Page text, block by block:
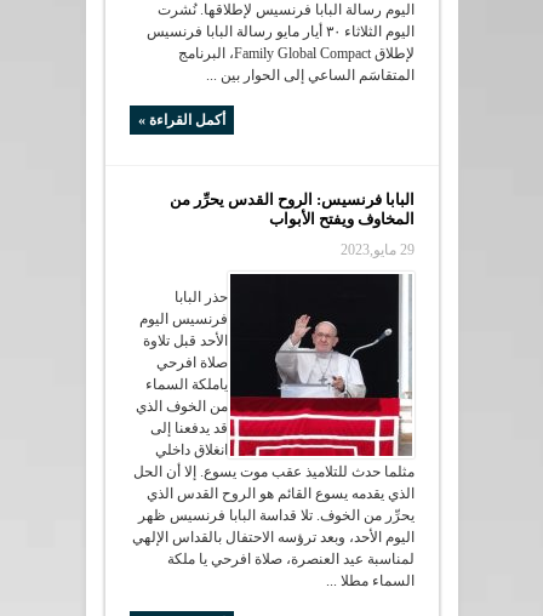
اليوم رسالة البابا فرنسيس لإطلاقها. نُشرت
اليوم الثلاثاء ٣٠ أيار مايو رسالة البابا فرنسيس
لإطلاق Family Global Compact، البرنامج
المتقاسَم الساعي إلى الحوار بين ...
أكمل القراءة »
البابا فرنسيس: الروح القدس يحرِّر من
المخاوف ويفتح الأبواب
29 مايو,2023
حذر البابا
فرنسيس اليوم
الأحد قبل تلاوة
صلاة افرحي
ياملكة السماء
من الخوف الذي
قد يدفعنا إلى
انغلاق داخلي
مثلما حدث للتلاميذ عقب موت يسوع. إلا أن الحل
الذي يقدمه يسوع القائم هو الروح القدس الذي
يحرِّر من الخوف. تلا قداسة البابا فرنسيس ظهر
اليوم الأحد، وبعد ترؤسه الاحتفال بالقداس الإلهي
لمناسبة عيد العنصرة، صلاة افرحي يا ملكة
السماء مطلا ...